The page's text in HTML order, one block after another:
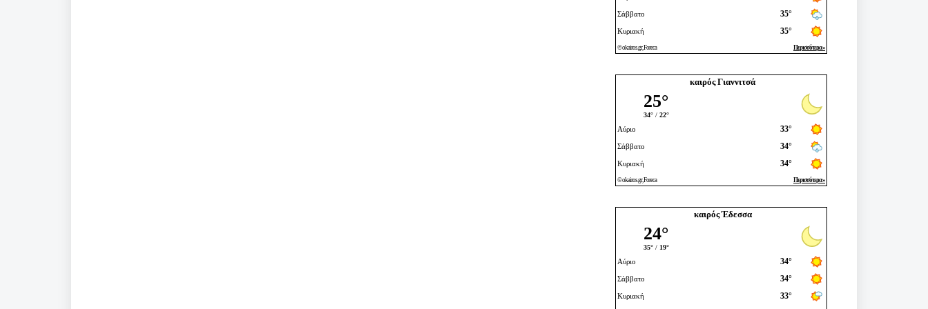
καιρός Γιαννιτσά
καιρός Έδεσσα